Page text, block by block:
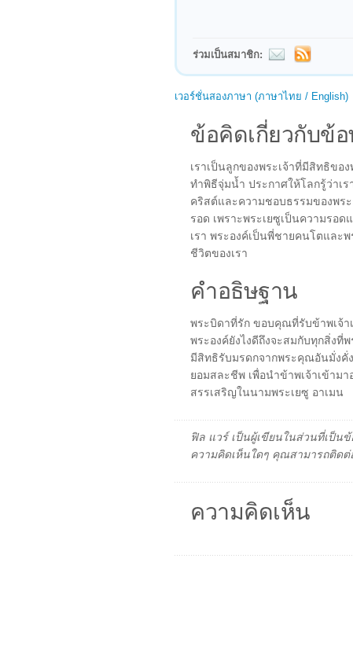
ร่วมเป็นสมาชิก:
เวอร์ชั่นสองภาษา (ภาษาไทย / English)
ข้อคิดเกี่ยวกับข้
เราเป็นลูกของพระเจ้าที่มีสิทธิขอ
ทำพิธีจุ่มน้ำ ประกาศให้โลกรู้ว่าเร
คริสต์และความชอบธรรมของพร
รอด เพราะพระเยซูเป็นความรอ
เรา พระองค์เป็นพี่ชายคนโตและ
ชีวิตของเรา
คำอธิษฐาน
พระบิดาที่รัก ขอบคุณที่รับข้าพเจ้
พระองค์ยังไงดีถึงจะสมกับทุกสิ่งที่
มีสิทธิรับมรดกจากพระคุณอันมั่งคั่
ยอมสละชีพ เพื่อนำข้าพเจ้าเข้าม
สรรเสริญในนามพระเยซู อาเมน
ฟิล แวร์ เป็นผู้เขียนในส่วนที่เป็น
ความคิดเห็นใดๆ คุณสามารถติดต่
ความคิดเห็น